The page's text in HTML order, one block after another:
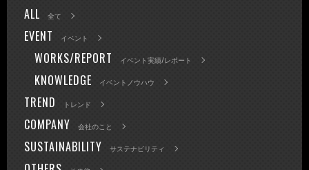
ALL 全て
EVENT イベント
WORKS/REPORT イベント実績/レポート
KNOWLEDGE イベントノウハウ
TREND トレンド
COMPANY 会社のこと
SUSTAINABILITY サステナビリティ